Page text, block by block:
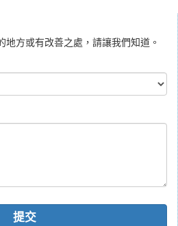
方或有改善之處，請讓我們知道。
提交